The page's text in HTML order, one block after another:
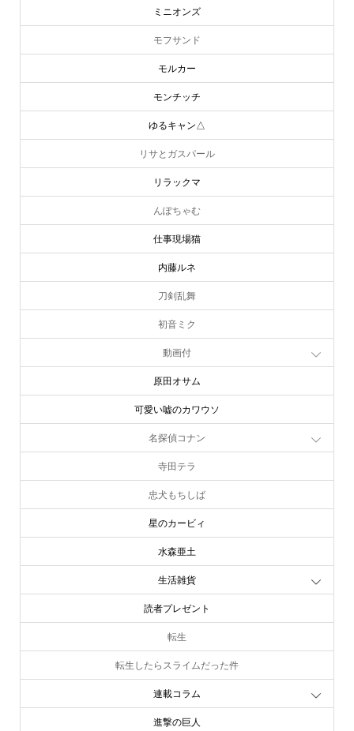
ミニオンズ
モフサンド
モルカー
モンチッチ
ゆるキャン△
リサとガスパール
リラックマ
んぽちゃむ
仕事現場猫
内藤ルネ
刀剣乱舞
初音ミク
動画付
原田オサム
可愛い嘘のカワウソ
名探偵コナン
寺田テラ
忠犬もちしば
星のカービィ
水森亜土
生活雑貨
読者プレゼント
転生
転生したらスライムだった件
連載コラム
進撃の巨人